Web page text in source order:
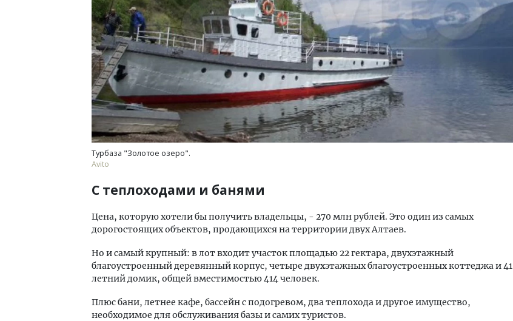
Турбаза "Золотое озеро".
Avito
С теплоходами и банями
Цена, которую хотели бы получить владельцы, - 270 млн рублей. Это один из самых
дорогостоящих объектов, продающихся на территории двух Алтаев.
Но и самый крупный: в лот входит участок площадью 22 гектара, двухэтажный
благоустроенный деревянный корпус, четыре двухэтажных благоустроенных коттеджа и 41
летний домик, общей вместимостью 414 человек.
Плюс бани, летнее кафе, бассейн с подогревом, два теплохода и другое имущество,
необходимое для обслуживания базы и самих туристов.